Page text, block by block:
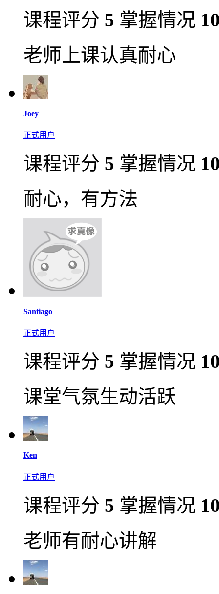
课程评分 5 掌握情况
老师上课认真耐心
Joey
正式用户
课程评分 5 掌握情况
耐心，有方法
Santiago
正式用户
课程评分 5 掌握情况
课堂气氛生动活跃
Ken
正式用户
课程评分 5 掌握情况
老师有耐心讲解